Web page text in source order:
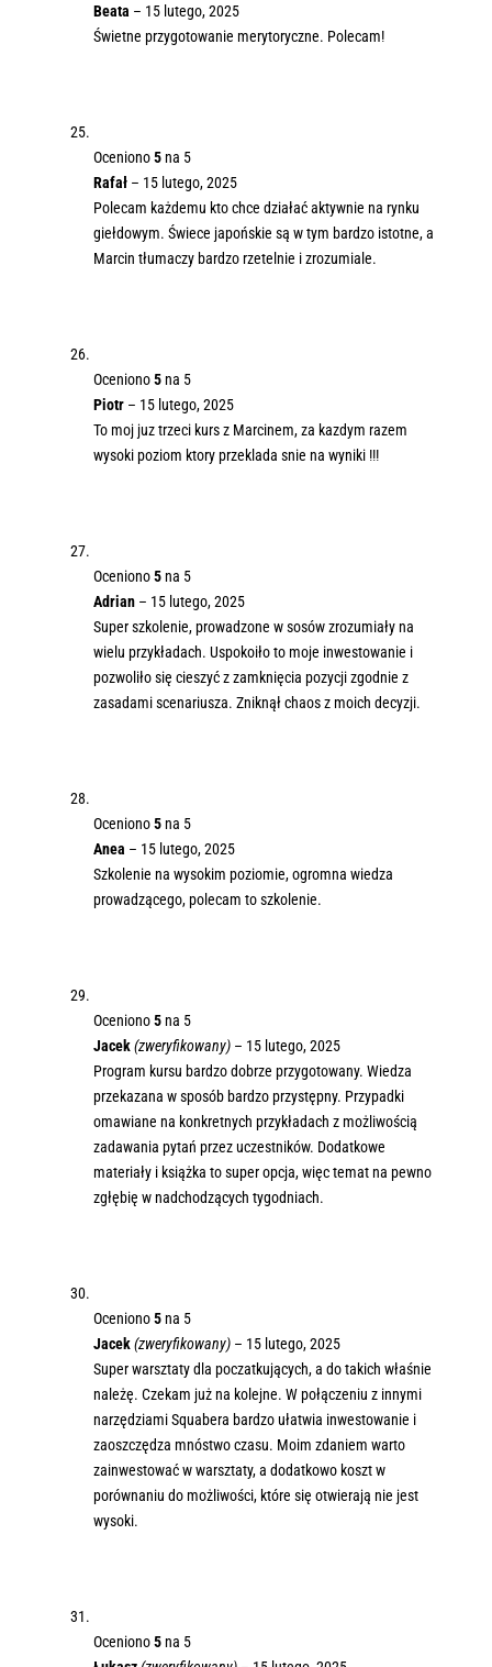
Beata – 15 lutego, 2025
Świetne przygotowanie merytoryczne. Polecam!
Oceniono5na 5
Rafał – 15 lutego, 2025
Polecam każdemu kto chce działać aktywnie na rynku
giełdowym. Świece japońskie są w tym bardzo istotne, a
Marcin tłumaczy bardzo rzetelnie i zrozumiale.
Oceniono5na 5
Piotr – 15 lutego, 2025
To moj juz trzeci kurs z Marcinem, za kazdym razem
wysoki poziom ktory przeklada snie na wyniki !!!
Oceniono5na 5
Adrian – 15 lutego, 2025
Super szkolenie, prowadzone w sosów zrozumiały na
wielu przykładach. Uspokoiło to moje inwestowanie i
pozwoliło się cieszyć z zamknięcia pozycji zgodnie z
zasadami scenariusza. Zniknął chaos z moich decyzji.
Oceniono5na 5
Anea – 15 lutego, 2025
Szkolenie na wysokim poziomie, ogromna wiedza
prowadzącego, polecam to szkolenie.
Oceniono5na 5
Jacek(zweryfikowany) – 15 lutego, 2025
Program kursu bardzo dobrze przygotowany. Wiedza
przekazana w sposób bardzo przystępny. Przypadki
omawiane na konkretnych przykładach z możliwością
zadawania pytań przez uczestników. Dodatkowe
materiały i książka to super opcja, więc temat na pewno
zgłębię w nadchodzących tygodniach.
Oceniono5na 5
Jacek(zweryfikowany) – 15 lutego, 2025
Super warsztaty dla poczatkujących, a do takich właśnie
należę. Czekam już na kolejne. W połączeniu z innymi
narzędziami Squabera bardzo ułatwia inwestowanie i
zaoszczędza mnóstwo czasu. Moim zdaniem warto
zainwestować w warsztaty, a dodatkowo koszt w
porównaniu do możliwości, które się otwierają nie jest
wysoki.
Oceniono5na 5